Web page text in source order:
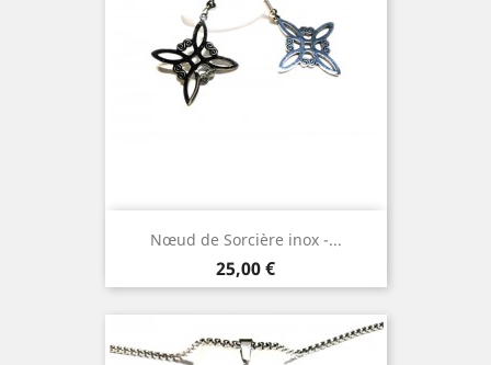
Nœud de Sorcière inox -...
Prix
25,00 €